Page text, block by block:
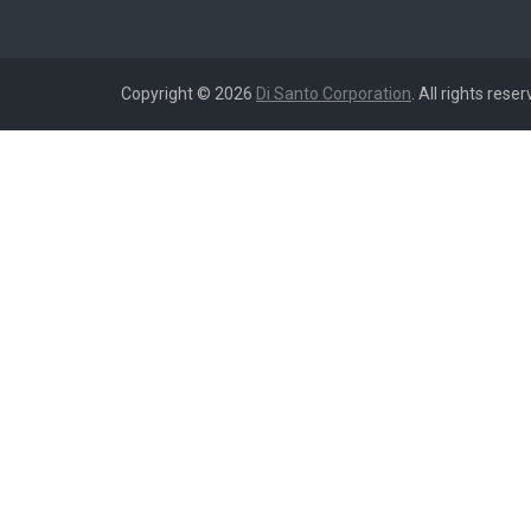
Copyright © 2026 Di Santo Corporation . All rights